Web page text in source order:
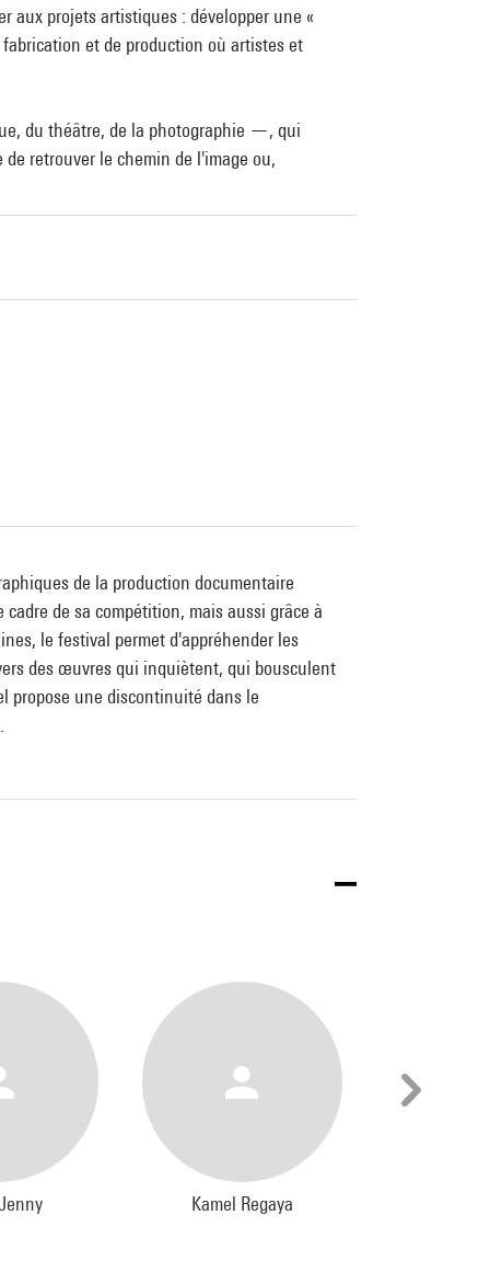
aux projets artistiques : développer une «
et de production où artistes et
du théâtre, de la photographie —, qui
retrouver le chemin de l'image ou,
de la production documentaire
de sa compétition, mais aussi grâce à
le festival permet d'appréhender les
des œuvres qui inquiètent, qui bousculent
propose une discontinuité dans le
Kamel Regaya